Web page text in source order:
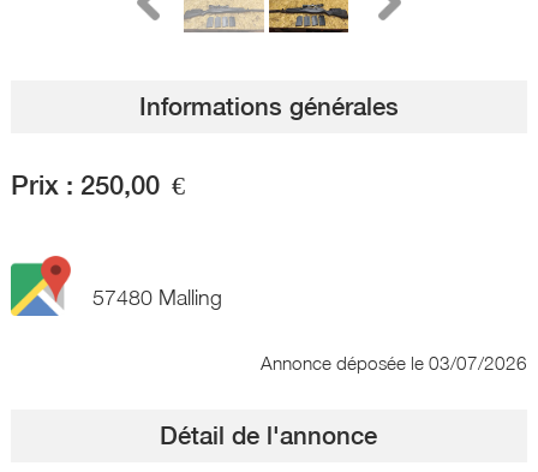
Informations générales
Prix : 250,00 €
57480 Malling
Annonce déposée le 03/07/2026
Détail de l'annonce